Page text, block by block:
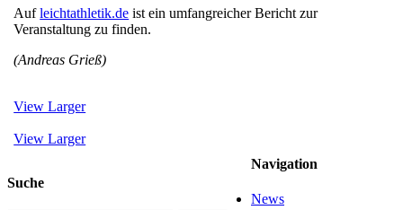
Aufleichtathletik.de ist ein umfangreicher Bericht zur
Veranstaltung zu finden.
(Andreas Grieß)
View Larger
View Larger
Suche
Navigation
News